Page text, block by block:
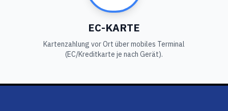
EC-KARTE
Kartenzahlung vor Ort über mobiles Terminal
(EC/Kreditkarte je nach Gerät).